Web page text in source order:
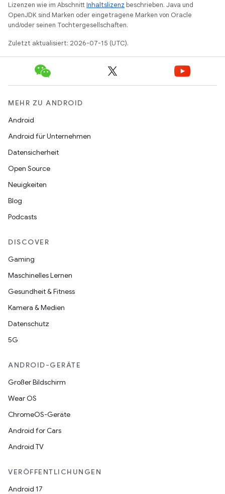
Lizenzen wie im AbschnittInhaltslizenz beschrieben. Java und
OpenJDK sind Marken oder eingetragene Marken von Oracle
und/oder seinen Tochtergesellschaften.
Zuletzt aktualisiert: 2026-07-15 (UTC).
MEHR ZU ANDROID
Android
Android für Unternehmen
Datensicherheit
Open Source
Neuigkeiten
Blog
Podcasts
DISCOVER
Gaming
Maschinelles Lernen
Gesundheit & Fitness
Kamera & Medien
Datenschutz
5G
ANDROID-GERÄTE
Großer Bildschirm
Wear OS
ChromeOS-Geräte
Android for Cars
Android TV
VERÖFFENTLICHUNGEN
Android 17